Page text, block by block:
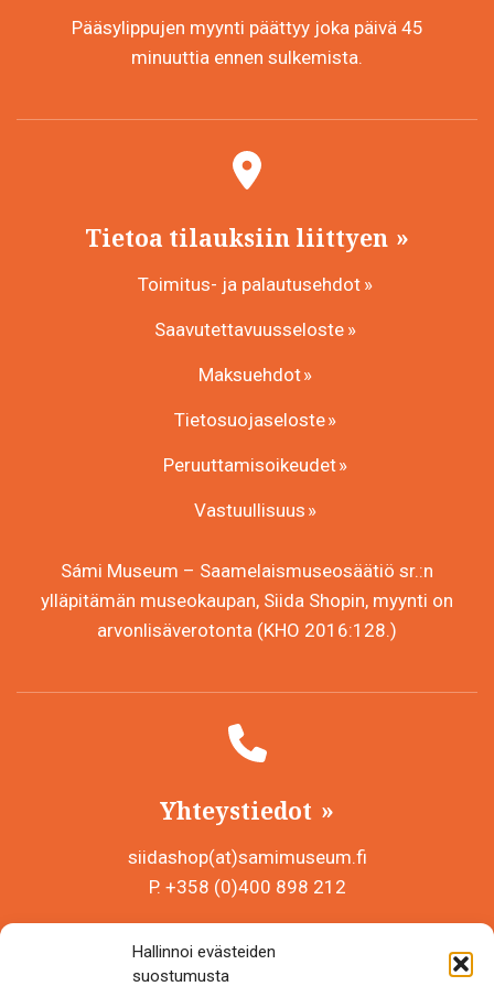
Hallinnoi evästeiden
suostumusta
Pääsylippujen myynti päättyy joka päivä 45
minuuttia ennen sulkemista.
Tietoa tilauksiin liittyen
Toimitus- ja palautusehdot
Saavutettavuusseloste
Maksuehdot
Tietosuojaseloste
Peruuttamisoikeudet
Vastuullisuus
Sámi Museum – Saamelaismuseosäätiö sr.:n
ylläpitämän museokaupan, Siida Shopin, myynti on
arvonlisäverotonta (KHO 2016:128.)
Yhteystiedot
siidashop(at)samimuseum.fi
P. +358 (0)400 898 212
Y-tunnus 0625907-2